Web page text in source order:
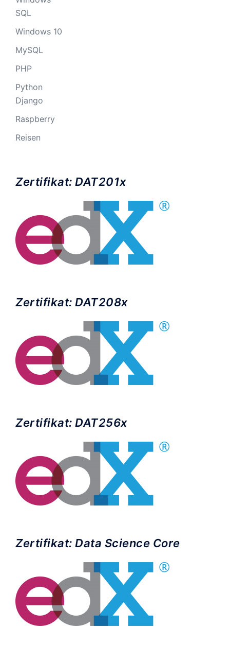
SQL
Windows 10
MySQL
PHP
Python
Django
Raspberry
Reisen
Zertifikat: DAT201x
Zertifikat: DAT208x
Zertifikat: DAT256x
Zertifikat: Data Science Core